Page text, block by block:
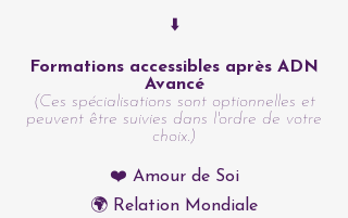
⬇️
Formations accessibles après ADN
Avancé
(Ces spécialisations sont optionnelles et
peuvent être suivies dans l'ordre de votre
choix.)
❤️ Amour de Soi
🌍 Relation Mondiale